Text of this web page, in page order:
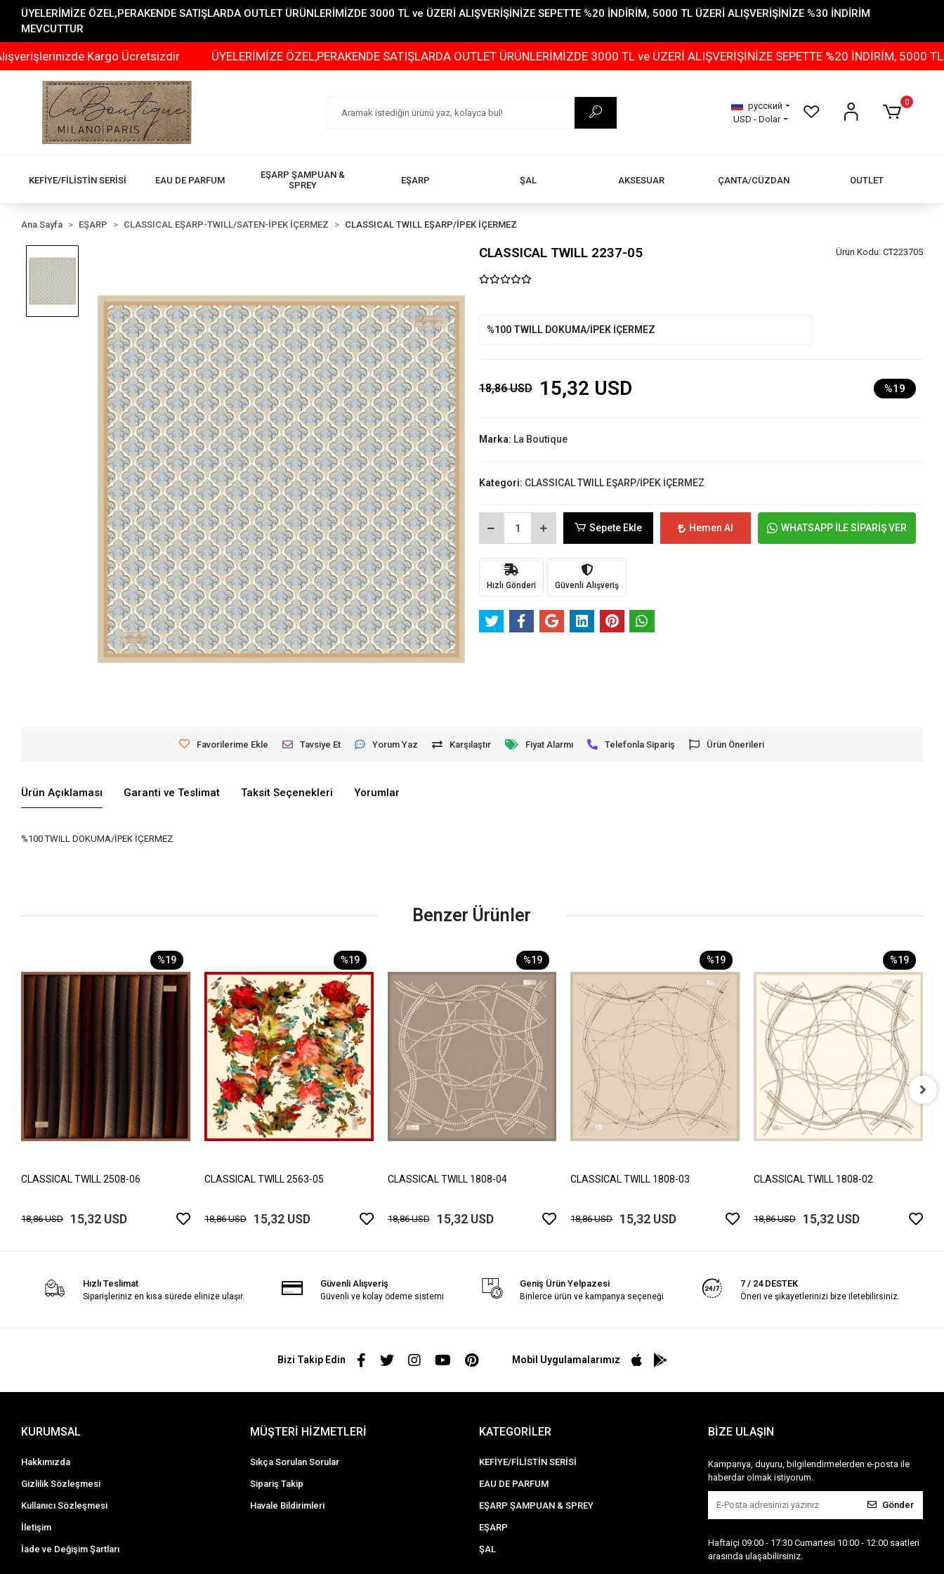
ÜYELERİMİZE ÖZEL,PERAKENDE SATIŞLARDA OUTLET ÜRÜNLERİMİZDE 3000 TL ve ÜZERİ ALIŞVERİŞİNİZE SEPETTE %20 İNDİRİM, 5000 TL ÜZERİ ALIŞVERİŞİNİZE %30 İNDİRİM
MEVCUTTUR
Kargo Ücretsizdir ÜYELERİMİZE ÖZEL,PERAKENDE SATIŞLARDA OUTLET ÜRÜNLERİMİZDE 3000 TL ve ÜZERİ ALIŞVERİŞİNİZE SEPETTE %20 İNDİRİM, 5000 TL
русский
USD - Dolar
0
KEFİYE/FİLİSTİN SERİSİ EAU DE PARFUM
EŞARP ŞAMPUAN &
SPREY
EŞARP ŞAL AKSESUAR ÇANTA/CÜZDAN OUTLET
Ana Sayfa EŞARP CLASSICAL EŞARP-TWILL/SATEN-İPEK İÇERMEZ CLASSICAL TWILL EŞARP/İPEK İÇERMEZ
CLASSICAL TWILL 2237-05 Ürün Kodu: CT223705
%100 TWILL DOKUMA/İPEK İÇERMEZ
18,86 USD 15,32 USD %19
Marka: La Boutique
Kategori: CLASSICAL TWILL EŞARP/İPEK İÇERMEZ
Sepete Ekle Hemen Al WHATSAPP İLE SİPARİŞ VER
Hızlı Gönderi Güvenli Alışveriş
Favorilerime Ekle Tavsiye Et Yorum Yaz Karşılaştır Fiyat Alarmı Telefonla Sipariş Ürün Önerileri
Ürün Açıklaması Garanti ve Teslimat Taksit Seçenekleri Yorumlar
%100 TWILL DOKUMA/İPEK İÇERMEZ
Benzer Ürünler
%19
CLASSICAL TWILL 2508-06
18,86 USD 15,32 USD
%19
CLASSICAL TWILL 2563-05
18,86 USD 15,32 USD
%19
CLASSICAL TWILL 1808-04
18,86 USD 15,32 USD
%19
CLASSICAL TWILL 1808-03
18,86 USD 15,32 USD
%19
CLASSICAL TWILL 1808-02
18,86 USD 15,32 USD
Hızlı Teslimat
Siparişleriniz en kısa sürede elinize ulaşır.
Güvenli Alışveriş
Güvenli ve kolay ödeme sistemi
Geniş Ürün Yelpazesi
Binlerce ürün ve kampanya seçeneği
7 / 24 DESTEK
Öneri ve şikayetlerinizi bize iletebilirsiniz.
Bizi Takip Edin Mobil Uygulamalarımız
KURUMSAL
Hakkımızda
Gizlilik Sözleşmesi
Kullanıcı Sözleşmesi
İletişim
İade ve Değişim Şartları
MÜŞTERİ HİZMETLERİ
Sıkça Sorulan Sorular
Sipariş Takip
Havale Bildirimleri
KATEGORİLER
KEFİYE/FİLİSTİN SERİSİ
EAU DE PARFUM
EŞARP ŞAMPUAN & SPREY
EŞARP
ŞAL
BİZE ULAŞIN
Kampanya, duyuru, bilgilendirmelerden e-posta ile
haberdar olmak istiyorum.
Gönder
Haftaiçi 09:00 - 17:30 Cumartesi 10:00 - 12:00 saatleri
arasında ulaşabilirsiniz.